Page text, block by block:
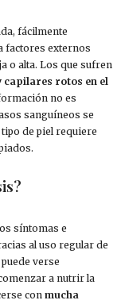
fácilmente
factores externos
o alta. Los que sufren
capilares rotos en el
no es
sanguíneos se
de piel requiere
síntomas e
al uso regular de
verse
a nutrir la
con mucha